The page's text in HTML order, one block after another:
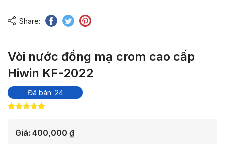
Share:
Vòi nước đồng mạ crom cao cấp
Hiwin KF-2022
Đã bán: 24
đánh giá
Giá: 400,000 ₫